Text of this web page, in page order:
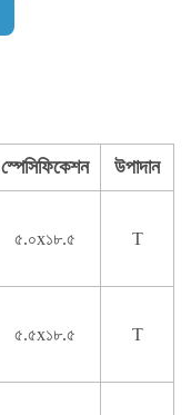
স্পেসিফিকেশন উপাদান
৫.০x১৮.৫ T
৫.৫x১৮.৫ T